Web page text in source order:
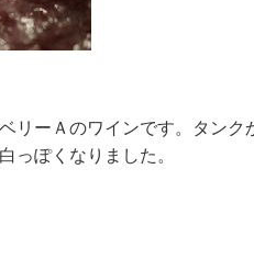
ーＡのワインです。タンク
っぽくなりました。